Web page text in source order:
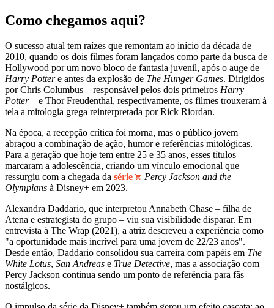
Como chegamos aqui?
O sucesso atual tem raízes que remontam ao início da década de
2010, quando os dois filmes foram lançados como parte da busca de
Hollywood por um novo bloco de fantasia juvenil, após o auge de
Harry Pottere antes da explosão de The Hunger Games. Dirigidos
por Chris Columbus – responsável pelos dois primeiros Harry
Potter– e Thor Freudenthal, respectivamente, os filmes trouxeram à
tela a mitologia grega reinterpretada por Rick Riordan.
Na época, a recepção crítica foi morna, mas o público jovem
abraçou a combinação de ação, humor e referências mitológicas.
Para a geração que hoje tem entre 25 e 35 anos, esses títulos
marcaram a adolescência, criando um vínculo emocional que
ressurgiu com a chegada da série
Percy Jackson and the
Olympians à Disney+ em 2023.
Alexandra Daddario, que interpretou Annabeth Chase – filha de
Atena e estrategista do grupo – viu sua visibilidade disparar. Em
entrevista à The Wrap (2021), a atriz descreveu a experiência como
"a oportunidade mais incrível para uma jovem de 22/23 anos".
Desde então, Daddario consolidou sua carreira com papéis em The
White Lotus, San Andreas e True Detective, mas a associação com
Percy Jackson continua sendo um ponto de referência para fãs
nostálgicos.